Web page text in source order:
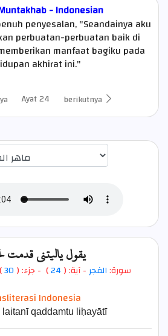
- Indonesian
penyesalan, "Seandainya aku
perbuatan-perbuatan baik di
manfaat bagiku pada
akhirat ini."
Ayat 24 berikutnya
اختيار قارئ الآية
يقول ياليتني قدمت
سورة:الفجر- آية: ( 24
) - جزء: (30
Indonesia
laitanī qaddamtu liḥayātī